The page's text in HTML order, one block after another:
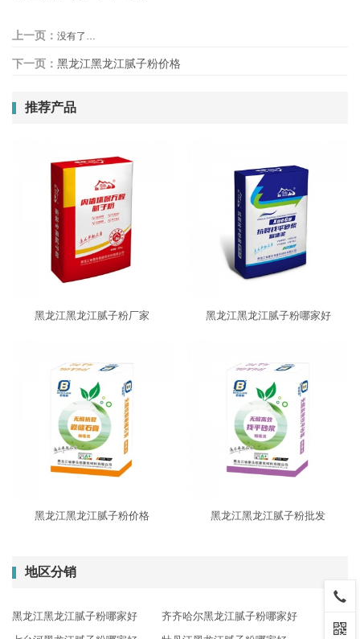
上一页： 没有了…
下一页： 黑龙江黑龙江腻子粉价格
推荐产品
黑龙江黑龙江腻子粉厂家 黑龙江黑龙江腻子粉哪家好
黑龙江黑龙江腻子粉价格 黑龙江黑龙江腻子粉批发
地区分销
黑龙江黑龙江腻子粉哪家好
齐齐哈尔黑龙江腻子粉哪家好